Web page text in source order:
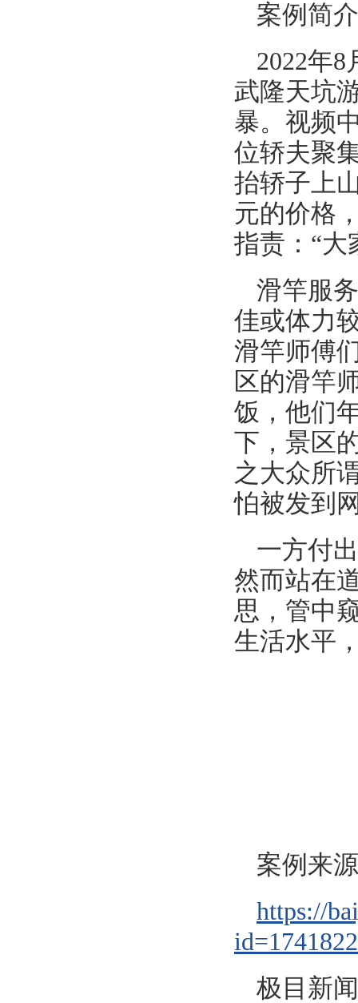
案例简介
2022年
武隆天坑
暴。视频
位轿夫聚
抬轿子上
元的价格
指责：“大
滑竿服
佳或体力
滑竿师傅
区的滑竿
饭，他们
下，景区
之大众所
怕被发到
一方付
然而站在
思，管中
生活水平
案例来源
https://
极目新